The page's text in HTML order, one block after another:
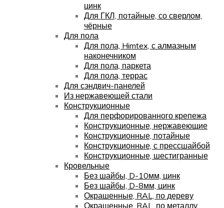
цинк
Для ГКЛ, потайные, со сверлом,
чёрные
Для пола
Для пола, Himtex, с алмазным
наконечником
Для пола, паркета
Для пола, террас
Для сэндвич-панелей
Из нержавеющей стали
Конструкционные
Для перфорированного крепежа
Конструкционные, нержавеющие
Конструкционные, потайные
Конструкционные, с прессшайбой
Конструкционные, шестигранные
Кровельные
Без шайбы, D-10мм, цинк
Без шайбы, D-8мм, цинк
Окрашенные, RAL, по дереву
Окрашенные, RAL, по металлу